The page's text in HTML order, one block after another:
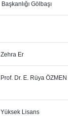
Başkanlığı Gölbaşı
Zehra Er
Prof. Dr. E. Rüya ÖZMEN
Yüksek Lisans